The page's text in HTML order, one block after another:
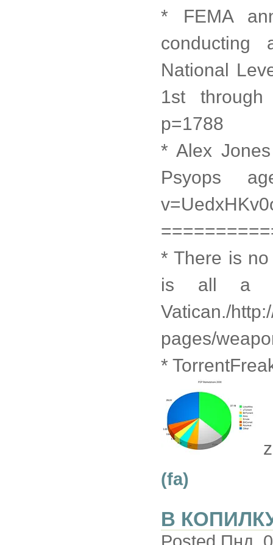
* FEMA
conducting
National
1st through
p=1788
* Alex
Psyops
* There is
is all a
Vatican./
pages/
*
(fa)
В